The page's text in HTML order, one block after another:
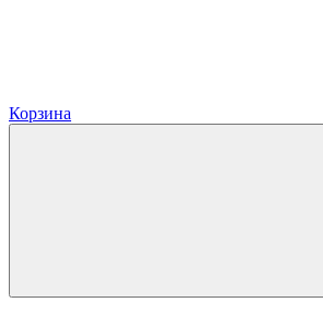
Корзина